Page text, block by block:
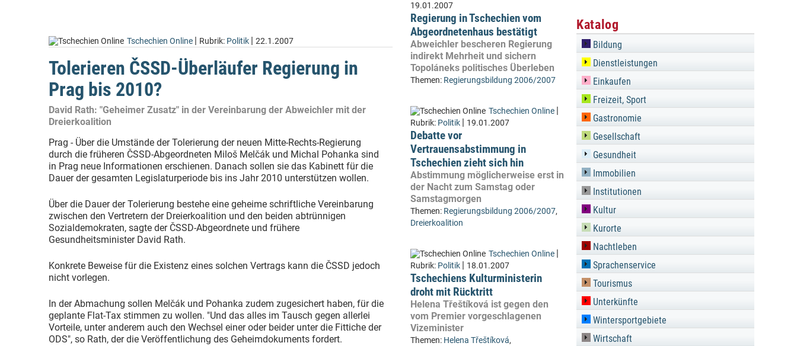
Tschechien Online | Rubrik: Politik | 22.1.2007
Tolerieren ČSSD-Überläufer Regierung in
Prag bis 2010?
David Rath: "Geheimer Zusatz" in der Vereinbarung der Abweichler mit der
Dreierkoalition
Prag - Über die Umstände der Tolerierung der neuen Mitte-Rechts-Regierung
durch die früheren ČSSD-Abgeordneten Miloš Melčák und Michal Pohanka sind
in Prag neue Informationen erschienen. Danach sollen sie das Kabinett für die
Dauer der gesamten Legislaturperiode bis ins Jahr 2010 unterstützen wollen.
Über die Dauer der Tolerierung bestehe eine geheime schriftliche Vereinbarung
zwischen den Vertretern der Dreierkoalition und den beiden abtrünnigen
Sozialdemokraten, sagte der ČSSD-Abgeordnete und frühere
Gesundheitsminister David Rath.
Konkrete Beweise für die Existenz eines solchen Vertrags kann die ČSSD jedoch
nicht vorlegen.
In der Abmachung sollen Melčák und Pohanka zudem zugesichert haben, für die
geplante Flat-Tax stimmen zu wollen. "Und das alles im Tausch gegen allerlei
Vorteile, unter anderem auch den Wechsel einer oder beider unter die Fittiche der
ODS", so Rath, der die Veröffentlichung des Geheimdokuments fordert.
19.01.2007
Regierung in Tschechien vom
Abgeordnetenhaus bestätigt
Abweichler bescheren Regierung
indirekt Mehrheit und sichern
Topoláneks politisches Überleben
Themen: Regierungsbildung 2006/2007
Tschechien Online |
Rubrik: Politik | 19.01.2007
Debatte vor
Vertrauensabstimmung in
Tschechien zieht sich hin
Abstimmung möglicherweise erst in
der Nacht zum Samstag oder
Samstagmorgen
Themen: Regierungsbildung 2006/2007,
Dreierkoalition
Tschechien Online |
Rubrik: Politik | 18.01.2007
Tschechiens Kulturministerin
droht mit Rücktritt
Helena Třeštíková ist gegen den
vom Premier vorgeschlagenen
Vizeminister
Themen: Helena Třeštíková,
Katalog
Bildung
Dienstleistungen
Einkaufen
Freizeit, Sport
Gastronomie
Gesellschaft
Gesundheit
Immobilien
Institutionen
Kultur
Kurorte
Nachtleben
Sprachenservice
Tourismus
Unterkünfte
Wintersportgebiete
Wirtschaft